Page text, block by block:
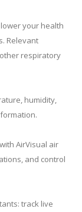
your health
Relevant
respiratory
humidity,
AirVisual air
and control
track live